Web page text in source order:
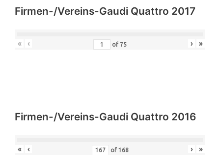
Firmen-/Vereins-Gaudi Quattro 2017
« ‹ of 75 › »
Firmen-/Vereins-Gaudi Quattro 2016
« ‹ of 168 › »